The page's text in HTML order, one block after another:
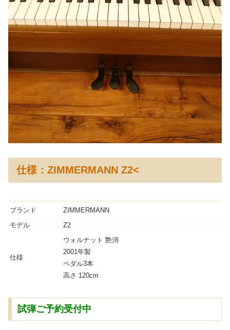
仕様：ZIMMERMANN Z2<
ブランド
ZIMMERMANN
モデル
Z2
仕様
ウォルナット 艶消
2001年製
ペダル3本
高さ 120cm
試弾ご予約受付中